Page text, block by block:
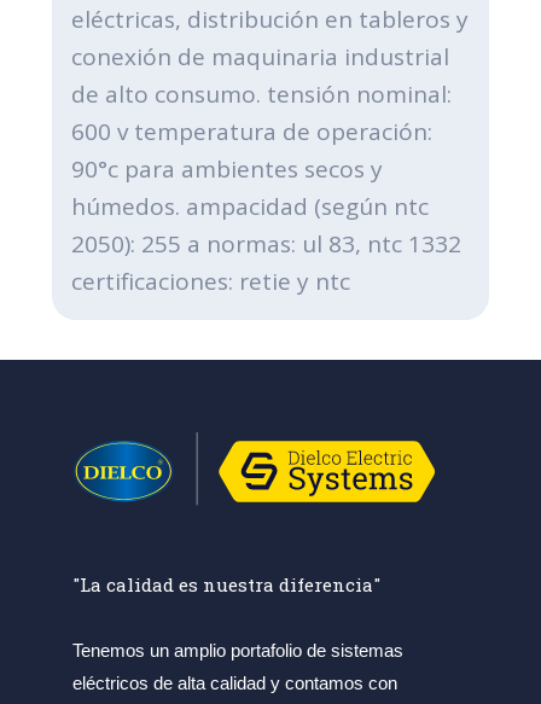
eléctricas, distribución en tableros y
conexión de maquinaria industrial
de alto consumo. tensión nominal:
600 v temperatura de operación:
90°c para ambientes secos y
húmedos. ampacidad (según ntc
2050): 255 a normas: ul 83, ntc 1332
certificaciones: retie y ntc
"La calidad es nuestra diferencia"
Tenemos un amplio portafolio de sistemas
eléctricos de alta calidad y contamos con